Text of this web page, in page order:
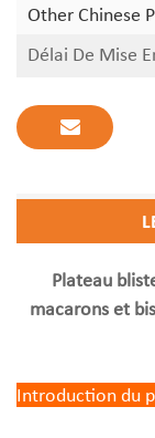
Other Chinese
Délai De Mise
Plateau
macarons et
Introduction du